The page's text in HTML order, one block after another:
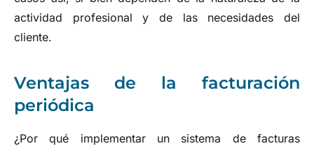
actividad profesional y de las necesidades del
cliente.
Ventajas de la facturación
periódica
¿Por qué implementar un sistema de facturas